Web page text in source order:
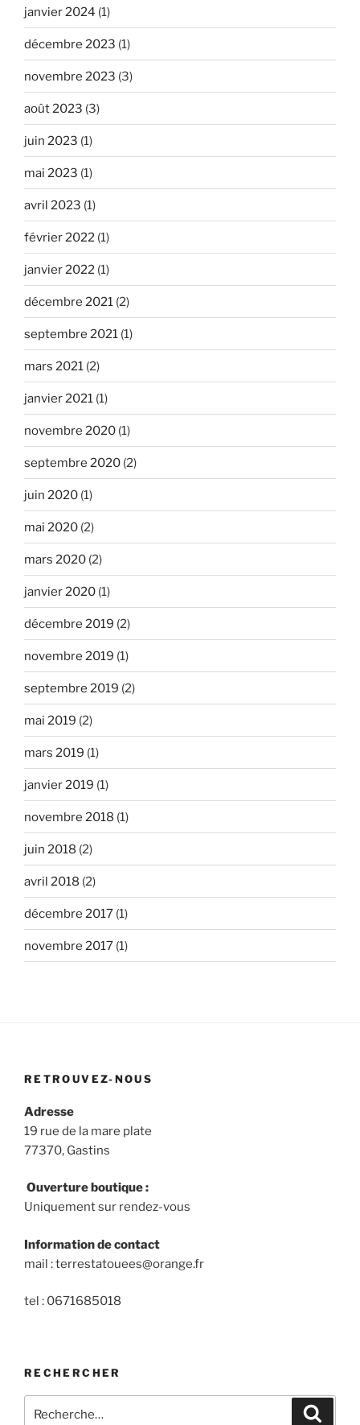
janvier 2024 (1)
décembre 2023 (1)
novembre 2023 (3)
août 2023 (3)
juin 2023 (1)
mai 2023 (1)
avril 2023 (1)
février 2022 (1)
janvier 2022 (1)
décembre 2021 (2)
septembre 2021 (1)
mars 2021 (2)
janvier 2021 (1)
novembre 2020 (1)
septembre 2020 (2)
juin 2020 (1)
mai 2020 (2)
mars 2020 (2)
janvier 2020 (1)
décembre 2019 (2)
novembre 2019 (1)
septembre 2019 (2)
mai 2019 (2)
mars 2019 (1)
janvier 2019 (1)
novembre 2018 (1)
juin 2018 (2)
avril 2018 (2)
décembre 2017 (1)
novembre 2017 (1)
RETROUVEZ-NOUS
Adresse
19 rue de la mare plate
77370, Gastins
Ouverture boutique :
Uniquement sur rendez-vous
Information de contact
mail : terrestatouees@orange.fr
tel : 0671685018
RECHERCHER